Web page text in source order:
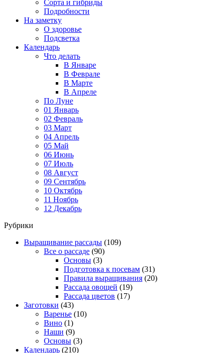
Сорта и гибриды
Подробности
На заметку
О здоровье
Подсветка
Календарь
Что делать
В Январе
В Феврале
В Марте
В Апреле
По Луне
01 Январь
02 Февраль
03 Март
04 Апрель
05 Май
06 Июнь
07 Июль
08 Август
09 Сентябрь
10 Октябрь
11 Ноябрь
12 Декабрь
Рубрики
Выращивание рассады (109)
Все о рассаде (90)
Основы (3)
Подготовка к посевам (31)
Правила выращивания (20)
Рассада овощей (19)
Рассада цветов (17)
Заготовки (43)
Варенье (10)
Вино (1)
Наши (9)
Основы (3)
Календарь (210)